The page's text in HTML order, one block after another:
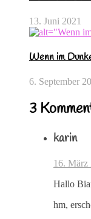
13. Juni 2021
Wenn im
6. September
3
karin
16. März
Hallo
hm,